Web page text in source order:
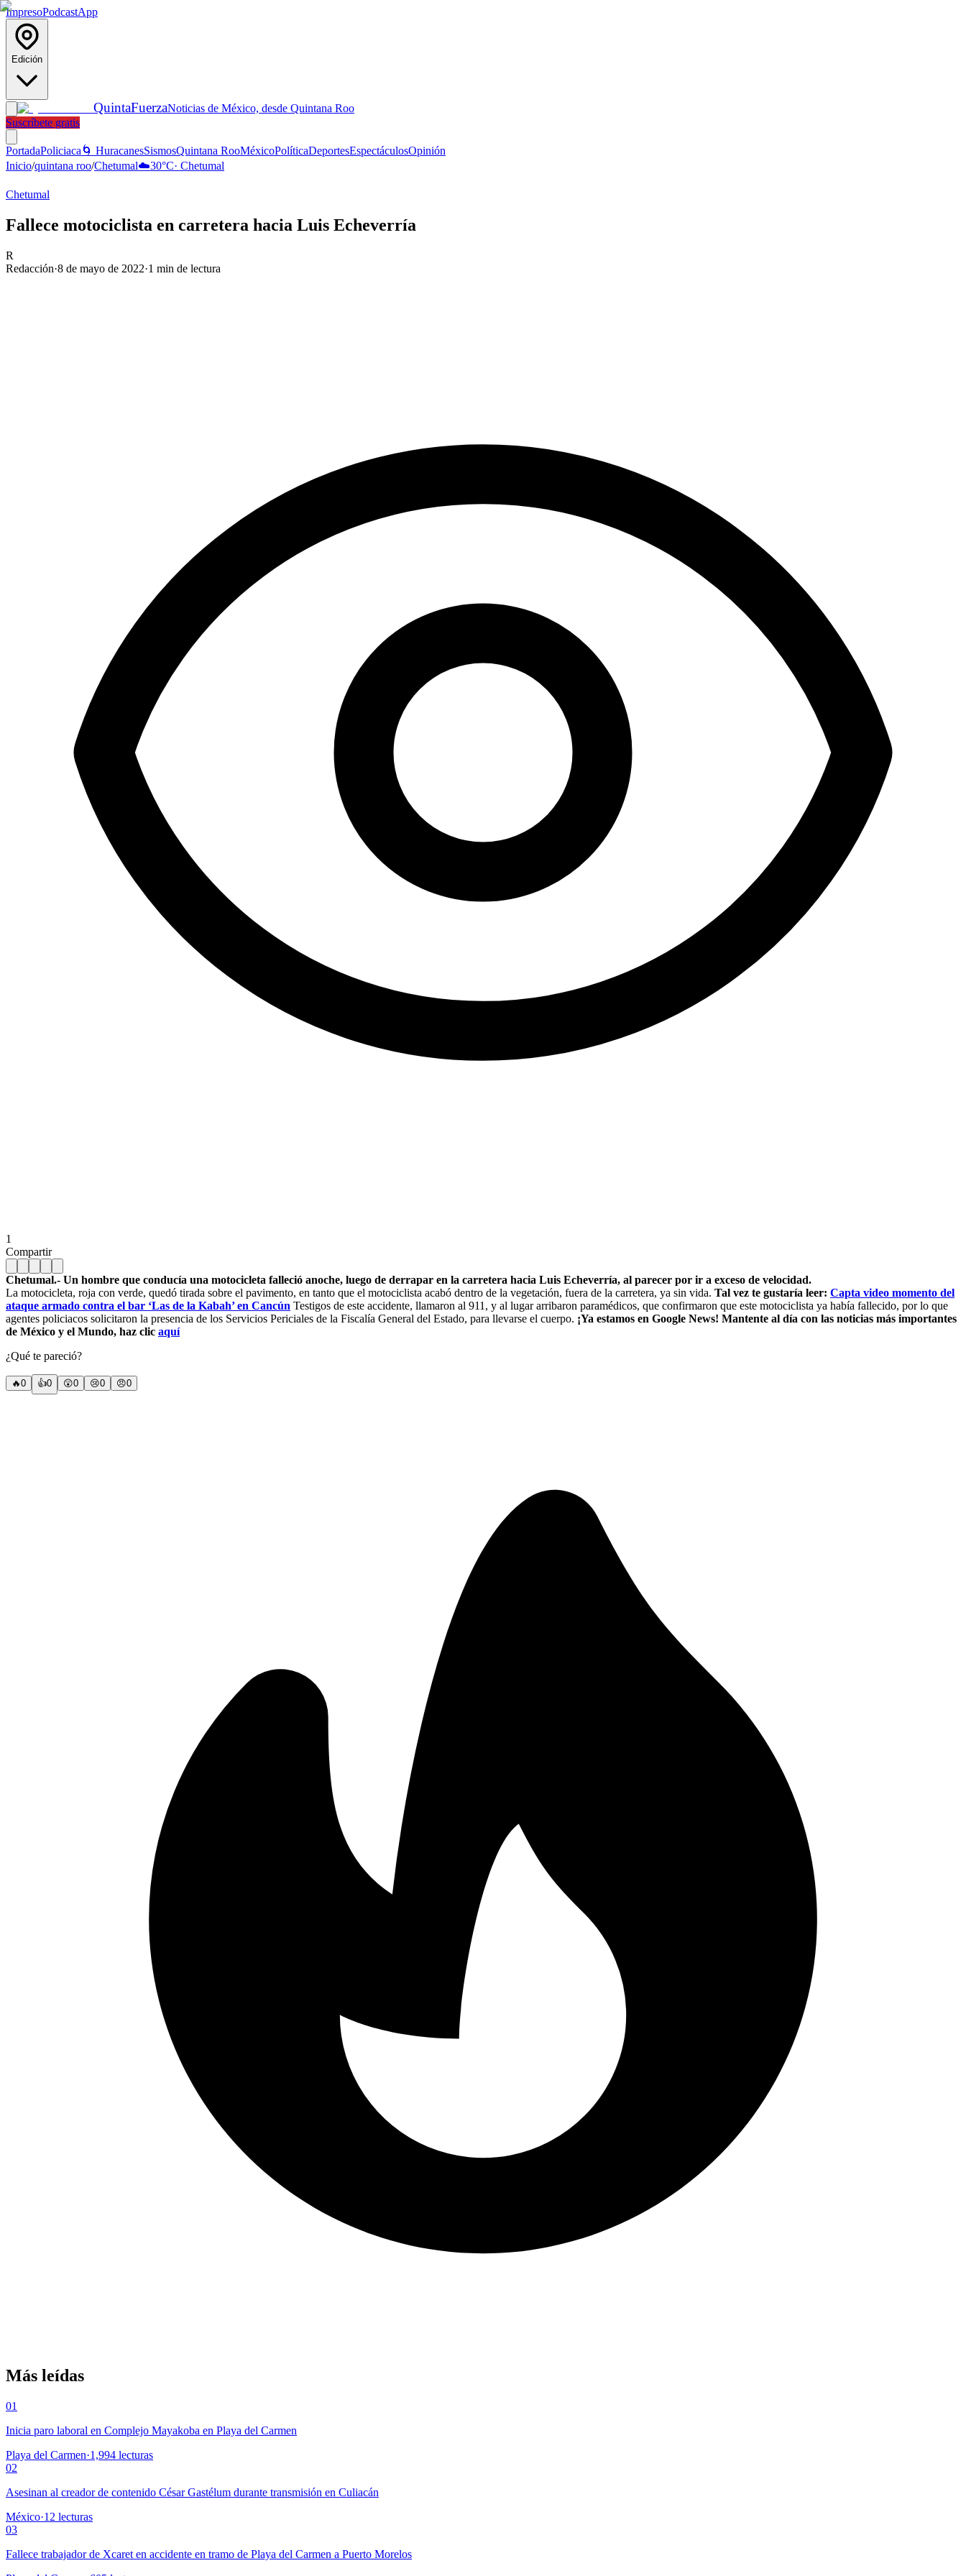
ImpresoPodcastApp
Edición
QuintaFuerzaNoticias de México, desde Quintana Roo
Suscríbete gratis
PortadaPoliciaca 🌀 HuracanesSismosQuintana RooMéxicoPolíticaDeportesEspectáculosOpinión
Inicio/quintana roo/Chetumal☁️30°C· Chetumal
Chetumal
Fallece motociclista en carretera hacia Luis Echeverría
R
Redacción·8 de mayo de 2022·1 min de lectura
1
Compartir
Chetumal.- Un hombre que conducía una motocicleta falleció anoche, luego de derrapar en la carretera hacia Luis Echeverría, al parecer por ir a exceso de velocidad.
La motocicleta, roja con verde, quedó tirada sobre el pavimento, en tanto que el motociclista acabó dentro de la vegetación, fuera de la carretera, ya sin vida. Tal vez te gustaría leer: Capta video momento del
ataque armado contra el bar ‘Las de la Kabah’ en Cancún Testigos de este accidente, llamaron al 911, y al lugar arribaron paramédicos, que confirmaron que este motociclista ya había fallecido, por lo que
agentes policiacos solicitaron la presencia de los Servicios Periciales de la Fiscalía General del Estado, para llevarse el cuerpo. ¡Ya estamos en Google News! Mantente al día con las noticias más importantes
de México y el Mundo, haz clic aquí
¿Qué te pareció?
🔥0 👍0 😲0 😢0 😠0
Más leídas
01
Inicia paro laboral en Complejo Mayakoba en Playa del Carmen
Playa del Carmen·1,994 lecturas
02
Asesinan al creador de contenido César Gastélum durante transmisión en Culiacán
México·12 lecturas
03
Fallece trabajador de Xcaret en accidente en tramo de Playa del Carmen a Puerto Morelos